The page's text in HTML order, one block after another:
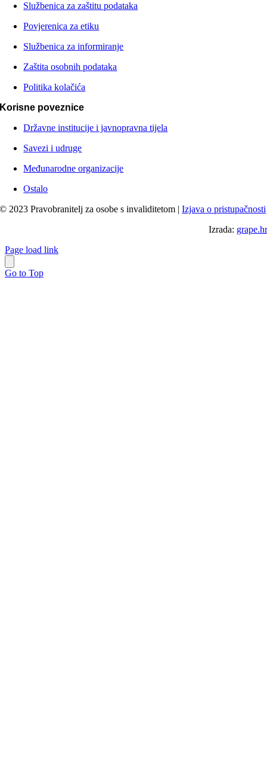
Službenica za zaštitu podataka
Povjerenica za etiku
Službenica za informiranje
Zaštita osobnih podataka
Politika kolačića
Korisne poveznice
Državne institucije i javnopravna tijela
Savezi i udruge
Međunarodne organizacije
Ostalo
© 2023 Pravobranitelj za osobe s invaliditetom |Izjava o pristupačnosti
Izrada: grape.hr
Page load link
Go to Top